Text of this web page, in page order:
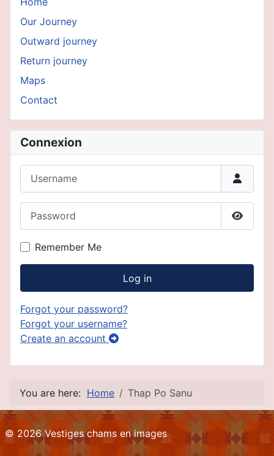
Our Journey
Outward journey
Return journey
Maps
Contact
Connexion
Show
Remember Me
Log in
Forgot your password?
Forgot your username?
Create an account
You are here: Home Thap Po Sanu
© 2026 Vestiges chams en images